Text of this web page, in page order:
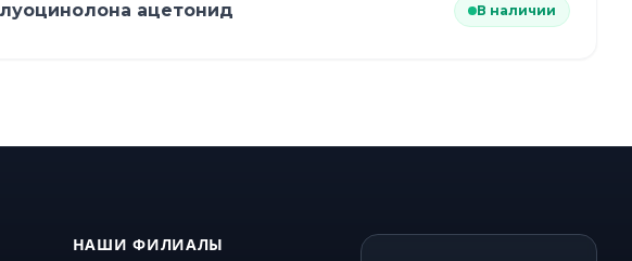
ацетонид В наличии
НАШИ ФИЛИАЛЫ